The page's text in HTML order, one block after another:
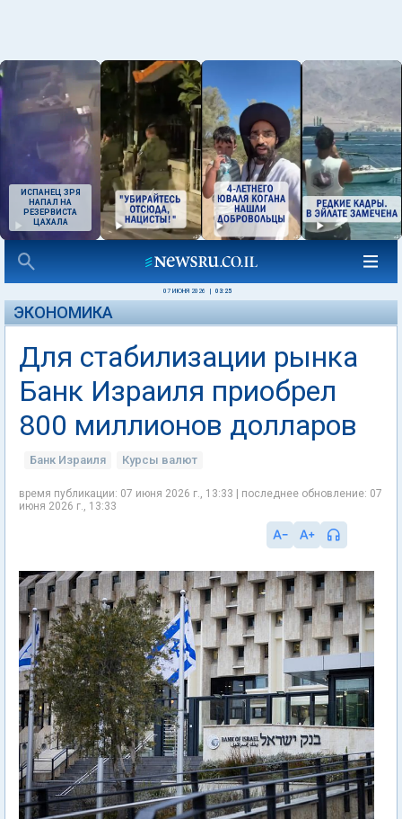
ИСПАНЕЦ ЗРЯ
НАПАЛ НА
РЕЗЕРВИСТА
ЦАХАЛА
07 ИЮНЯ 2026 03:25
ЭКОНОМИКА
Для стабилизации рынка
Банк Израиля приобрел
800 миллионов долларов
Банк Израиля Курсы валют
время публикации: 07 июня 2026 г., 13:33 | последнее обновление: 07
июня 2026 г., 13:33